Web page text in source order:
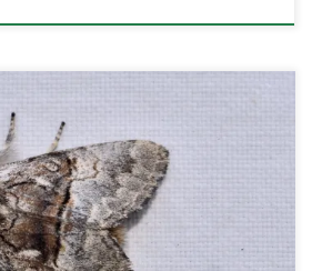
et très largement répandue, son
le noisetier, sa chenille peut choisir
pour se développer. Attiré par la
habituel des pièges à lampe UV.
La noctuelle du noisetier POSITION
Lépidoptère, Hétérocère Famille des […]